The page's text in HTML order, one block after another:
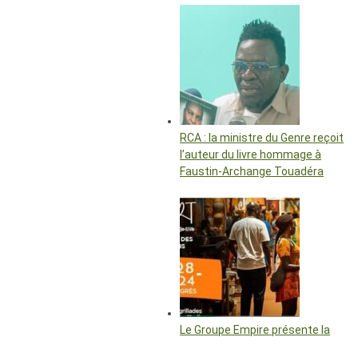
RCA : la ministre du Genre reçoit
l’auteur du livre hommage à
Faustin-Archange Touadéra
Le Groupe Empire présente la